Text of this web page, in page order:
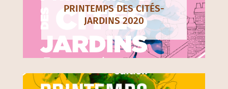
PRINTEMPS DES CITÉS-
JARDINS 2020